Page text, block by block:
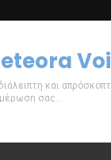
και
σας...